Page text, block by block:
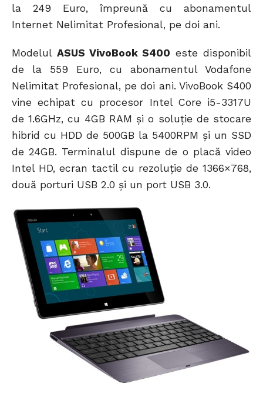
la 249 Euro, împreună cu abonamentul
Internet Nelimitat Profesional, pe doi ani.
Modelul ASUS VivoBook S400 este disponibil
de la 559 Euro, cu abonamentul Vodafone
Nelimitat Profesional, pe doi ani. VivoBook S400
vine echipat cu procesor Intel Core i5-3317U
de 1.6GHz, cu 4GB RAM și o soluție de stocare
hibrid cu HDD de 500GB la 5400RPM și un SSD
de 24GB. Terminalul dispune de o placă video
Intel HD, ecran tactil cu rezoluție de 1366×768,
două porturi USB 2.0 și un port USB 3.0.